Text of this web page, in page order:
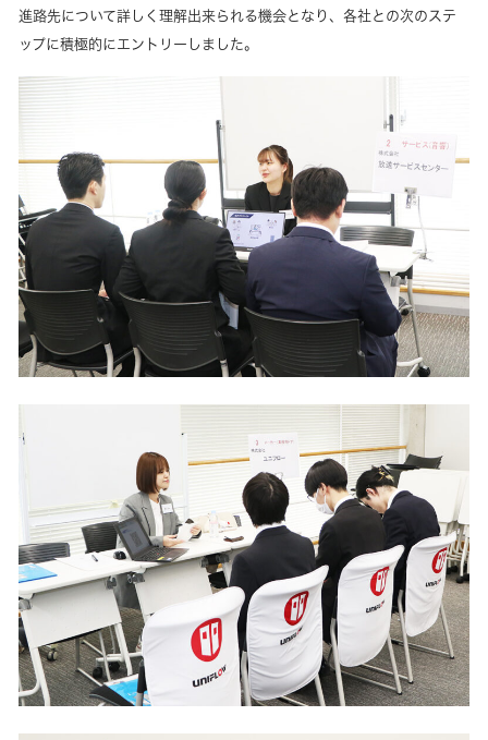
進路先について詳しく理解出来られる機会となり、各社との次のステ
ップに積極的にエントリーしました。